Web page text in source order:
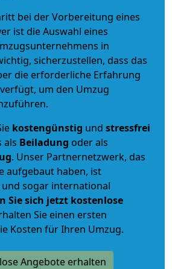
bei der Vorbereitung eines
ist die Auswahl eines
in
sicherzustellen, dass das
die erforderliche Erfahrung
um den Umzug
kostengünstig und stressfrei
als Beiladung oder als
. Unser Partnernetzwerk, das
aufgebaut haben, ist
sogar international
Sie sich jetzt kostenlose
Sie einen ersten
Kosten für Ihren Umzug.
Angebote erhalten